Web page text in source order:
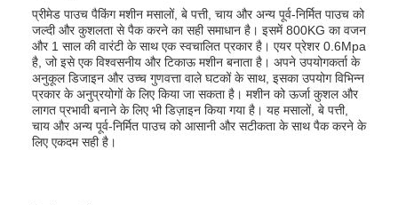
प्रीमेड पाउच पैकिंग मशीन मसालों, बे पत्ती, चाय और अन्य पूर्व-निर्मित पाउच को
जल्दी और कुशलता से पैक करने का सही समाधान है। इसमें 800KG का वजन
और 1 साल की वारंटी के साथ एक स्वचालित प्रकार है। एयर प्रेशर 0.6Mpa
है, जो इसे एक विश्वसनीय और टिकाऊ मशीन बनाता है। अपने उपयोगकर्ता के
अनुकूल डिजाइन और उच्च गुणवत्ता वाले घटकों के साथ, इसका उपयोग विभिन्न
प्रकार के अनुप्रयोगों के लिए किया जा सकता है। मशीन को ऊर्जा कुशल और
लागत प्रभावी बनाने के लिए भी डिज़ाइन किया गया है। यह मसालों, बे पत्ती,
चाय और अन्य पूर्व-निर्मित पाउच को आसानी और सटीकता के साथ पैक करने के
लिए एकदम सही है।